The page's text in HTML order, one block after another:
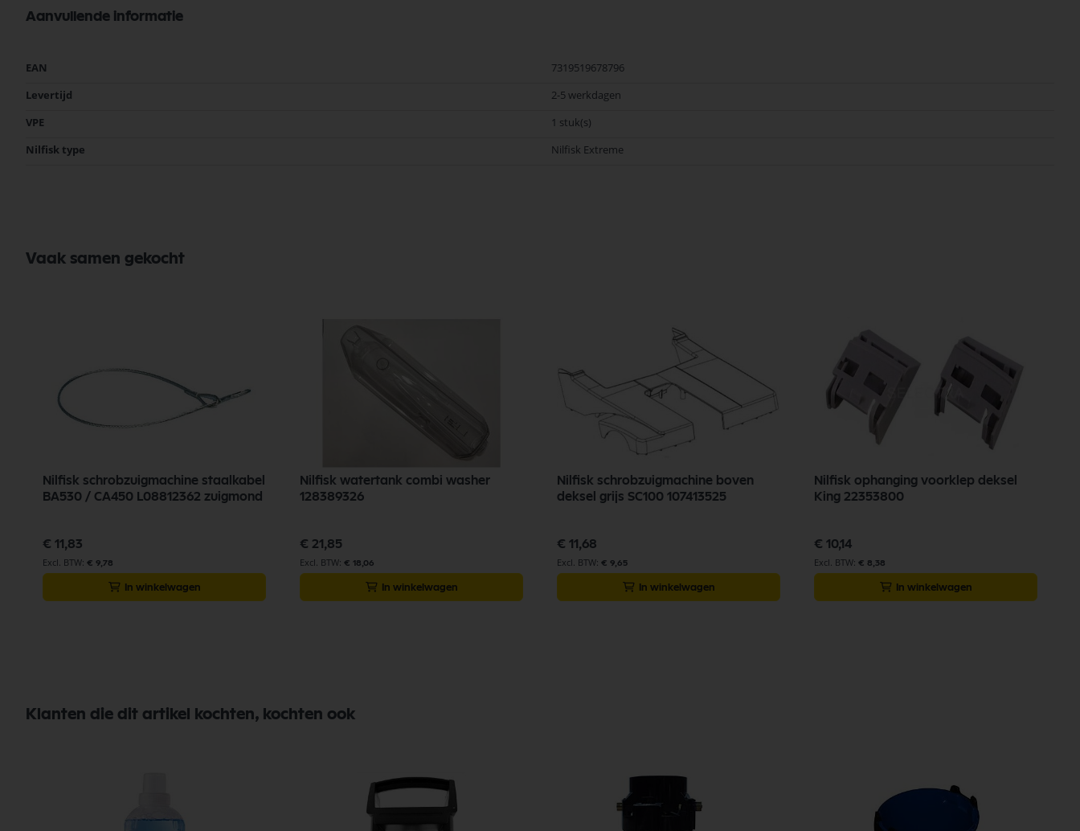
Aanvullende informatie
Meer
EAN
7319519678796
Levertijd
2-5 werkdagen
VPE
1 stuk(s)
Nilfisk type
Nilfisk Extreme
Vaak samen gekocht
Nilfisk schrobzuigmachine staalkabel
BA530 / CA450 L08812362 zuigmond
€ 11,83
€ 9,78
In winkelwagen
Nilfisk watertank combi washer
128389326
€ 21,85
€ 18,06
In winkelwagen
Nilfisk schrobzuigmachine boven
deksel grijs SC100 107413525
€ 11,68
€ 9,65
In winkelwagen
Nilfisk ophanging voorklep deksel
King 22353800
€ 10,14
€ 8,38
In winkelwagen
Klanten die dit artikel kochten, kochten ook